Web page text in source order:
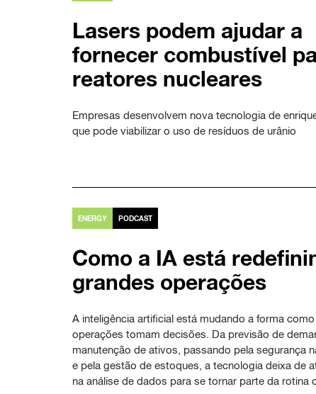
Lasers podem ajudar a
fornecer combustível
reatores nucleares
Empresas desenvolvem nova tecnologia de
que pode viabilizar o uso de resíduos de urânio
ENERGY PODCAST
Como a IA está
grandes operações
A inteligência artificial está mudando a forma
operações tomam decisões. Da previsão de
manutenção de ativos, passando pela segurança
e pela gestão de estoques, a tecnologia deixa de
na análise de dados para se tornar parte da rotina